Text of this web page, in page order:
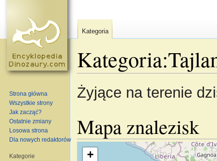
Żyjące na terenie
Mapa znalezisk
Wczytywanie mapy…
+
Kategoria
Strona główna
Wszystkie strony
Jak zacząć?
Ostatnie zmiany
Losowa strona
Dla nowych redaktorów
Kategorie